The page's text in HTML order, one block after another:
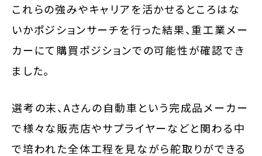
これらの強みやキャリアを活かせるところはな
いかポジションサーチを行った結果、重工業メー
カーにて購買ポジションでの可能性が確認でき
ました。
選考の末、Aさんの自動車という完成品メーカー
で様々な販売店やサプライヤーなどと関わる中
で培われた全体工程を見ながら舵取りができる